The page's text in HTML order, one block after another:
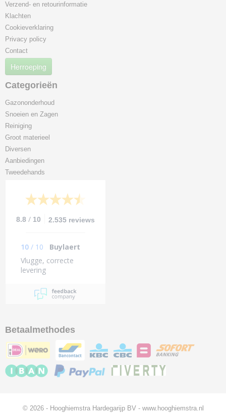
Verzend- en retourinformatie
Klachten
Cookieverklaring
Privacy policy
Contact
Herroeping
Categorieën
Gazononderhoud
Snoeien en Zagen
Reiniging
Groot materieel
Diversen
Aanbiedingen
Tweedehands
8.8 / 10 2.535 reviews
10 / 10
Buylaert
Vlugge, correcte
levering
Betaalmethodes
© 2026 - Hooghiemstra Hardegarijp BV - www.hooghiemstra.nl